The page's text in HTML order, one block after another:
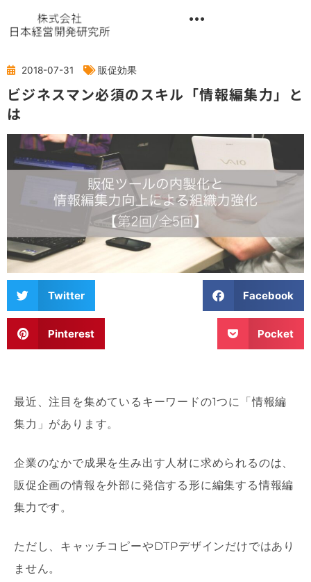
キ
2018-07-31 販促効果
ビジネスマン必須のスキル「情報編集力」と
は
Twitter Facebook
Pinterest Pocket
最近、注目を集めているキーワードの1つに「情報編
集力」があります。
企業のなかで成果を生み出す人材に求められるのは、
販促企画の情報を外部に発信する形に編集する情報編
集力です。
ただし、キャッチコピーやDTPデザインだけではあり
ません。